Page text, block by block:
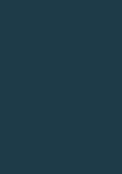
ou a
ou
com a
com